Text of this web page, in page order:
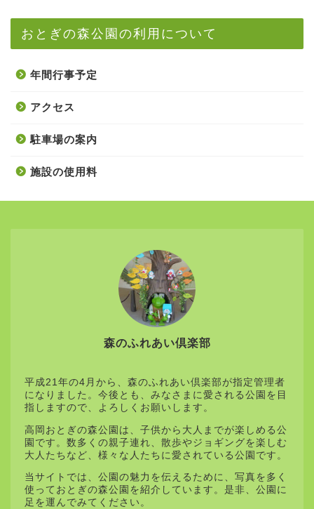
おとぎの森公園の利用について
年間行事予定
アクセス
駐車場の案内
施設の使用料
森のふれあい倶楽部
平成21年の4月から、森のふれあい倶楽部が指定管理者
になりました。今後とも、みなさまに愛される公園を目
指しますので、よろしくお願いします。
高岡おとぎの森公園は、子供から大人までが楽しめる公
園です。数多くの親子連れ、散歩やジョギングを楽しむ
大人たちなど、様々な人たちに愛されている公園です。
当サイトでは、公園の魅力を伝えるために、写真を多く
使っておとぎの森公園を紹介しています。是非、公園に
足を運んでみてください。